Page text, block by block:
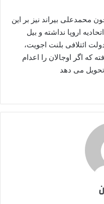
محمدعلی بیراند نیز بر این
اروپا نداشته و بیل
ائتلافی بلنت اجویت،
که اگر اوجالان را اعدام
تحویل می دهد